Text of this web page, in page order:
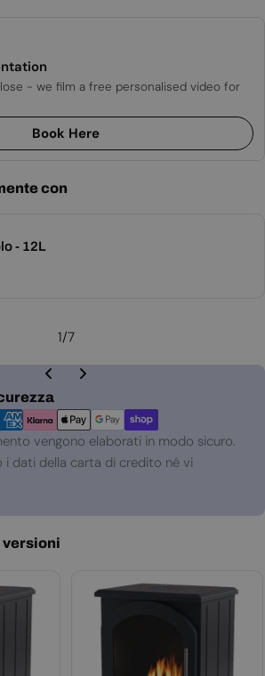
- we film a free personalised video for
Book Here
con
- 12L
1/7
vengono elaborati in modo sicuro.
i dati della carta di credito né vi
versioni